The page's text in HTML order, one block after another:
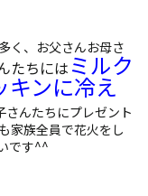
く、お父さんお母さ
たちには ミルク
キンに冷え
さんたちにプレゼント
家族全員で花火をし
です^^